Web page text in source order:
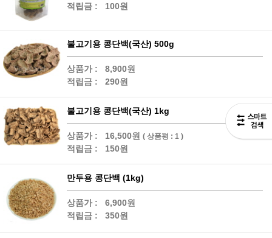
적립금 :
100원
불고기용 콩단백(국산) 500g
상품가 :
8,900원
적립금 :
290원
불고기용 콩단백(국산) 1kg
상품가 : 16,500원 ( 상품평 : 1 )
적립금 : 150원
만두용 콩단백 (1kg)
상품가 :
6,900원
적립금 :
350원